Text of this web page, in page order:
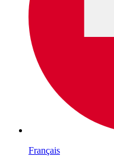
Français